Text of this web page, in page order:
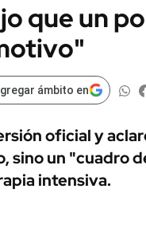
que un
ámbito en
oficial y
sino un "cuadro
intensiva.